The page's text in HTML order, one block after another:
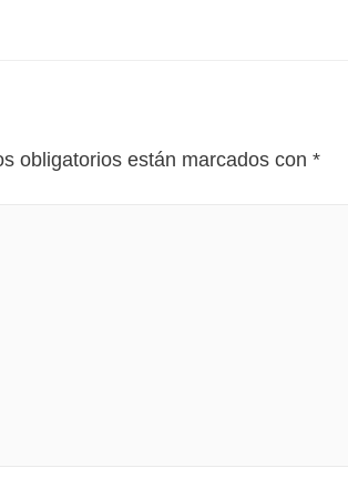
obligatorios están marcados con *